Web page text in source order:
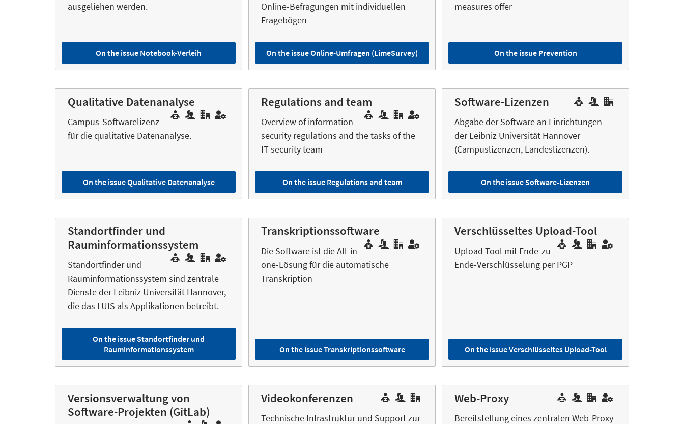
ausgeliehen werden.
On the issue Notebook-Verleih
Online-Befragungen mit individuellen
Fragebögen
On the issue Online-Umfragen (LimeSurvey)
measures offer
On the issue Prevention
Qualitative Datenanalyse
Campus-Softwarelizenz
für die qualitative Datenanalyse.
On the issue Qualitative Datenanalyse
Regulations and team
Overview of information
security regulations and the tasks of the
IT security team
On the issue Regulations and team
Software-Lizenzen
Abgabe der Software an Einrichtungen
der Leibniz Universität Hannover
(Campuslizenzen, Landeslizenzen).
On the issue Software-Lizenzen
Standortfinder und
Rauminformationssystem
Standortfinder und
Rauminformationssystem sind zentrale
Dienste der Leibniz Universität Hannover,
die das LUIS als Applikationen betreibt.
On the issue Standortfinder und
Rauminformationssystem
Transkriptionssoftware
Die Software ist die All-in-
one-Lösung für die automatische
Transkription
On the issue Transkriptionssoftware
Verschlüsseltes Upload-Tool
Upload Tool mit Ende-zu-
Ende-Verschlüsselung per PGP
On the issue Verschlüsseltes Upload-Tool
Versionsverwaltung von
Software-Projekten (GitLab)
Videokonferenzen
Technische Infrastruktur und Support zur
Web-Proxy
Bereitstellung eines zentralen Web-Proxy